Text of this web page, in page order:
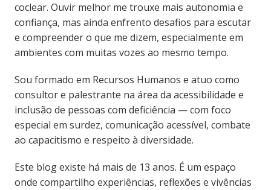
coclear. Ouvir melhor me trouxe mais autonomia e
confiança, mas ainda enfrento desafios para escutar
e compreender o que me dizem, especialmente em
ambientes com muitas vozes ao mesmo tempo.
Sou formado em Recursos Humanos e atuo como
consultor e palestrante na área da acessibilidade e
inclusão de pessoas com deficiência — com foco
especial em surdez, comunicação acessível, combate
ao capacitismo e respeito à diversidade.
Este blog existe há mais de 13 anos. É um espaço
onde compartilho experiências, reflexões e vivências